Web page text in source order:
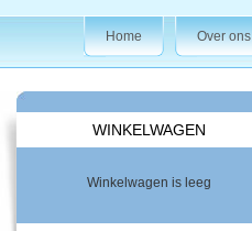
Home Over ons
WINKELWAGEN
Winkelwagen is leeg